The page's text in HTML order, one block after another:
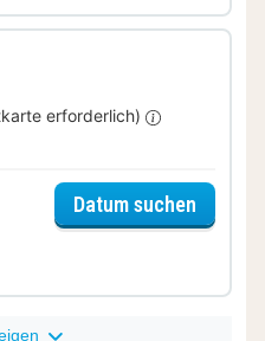
erforderlich)
Datum suchen